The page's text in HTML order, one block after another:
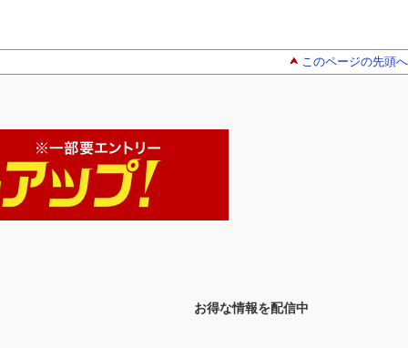
このページの先頭へ
お得な情報を配信中